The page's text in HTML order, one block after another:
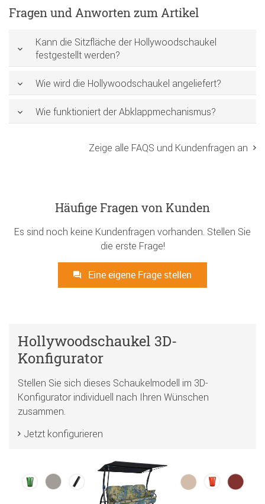
Fragen und Anworten zum Artikel
Kann die Sitzfläche der Hollywoodschaukel
festgestellt werden?
Wie wird die Hollywoodschaukel angeliefert?
Wie funktioniert der Abklappmechanismus?
Zeige alle FAQS und Kundenfragen an
Häufige Fragen von Kunden
Es sind noch keine Kundenfragen vorhanden. Stellen Sie
die erste Frage!
Eine eigene Frage stellen
Hollywoodschaukel 3D-
Konfigurator
Stellen Sie sich dieses Schaukelmodell im 3D-
Konfigurator individuell nach Ihren Wünschen
zusammen.
Jetzt konfigurieren